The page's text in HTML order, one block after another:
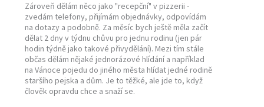
Zároveň dělám něco jako "recepční" v pizzerii -
zvedám telefony, přijímám objednávky, odpovídám
na dotazy a podobně. Za měsíc bych ještě měla začít
dělat 2 dny v týdnu chůvu pro jednu rodinu (jen pár
hodin týdně jako takové přivydělání). Mezi tím stále
občas dělám nějaké jednorázové hlídání a například
na Vánoce pojedu do jiného města hlídat jedné rodině
staršího pejska a dům. Je to těžké, ale jde to, když
člověk opravdu chce a snaží se.